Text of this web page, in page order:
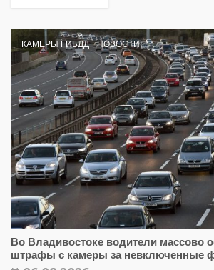
КАМЕРЫ ГИБДД НОВОСТИ
Во Владивостоке водители массово
штрафы с камеры за невключенные